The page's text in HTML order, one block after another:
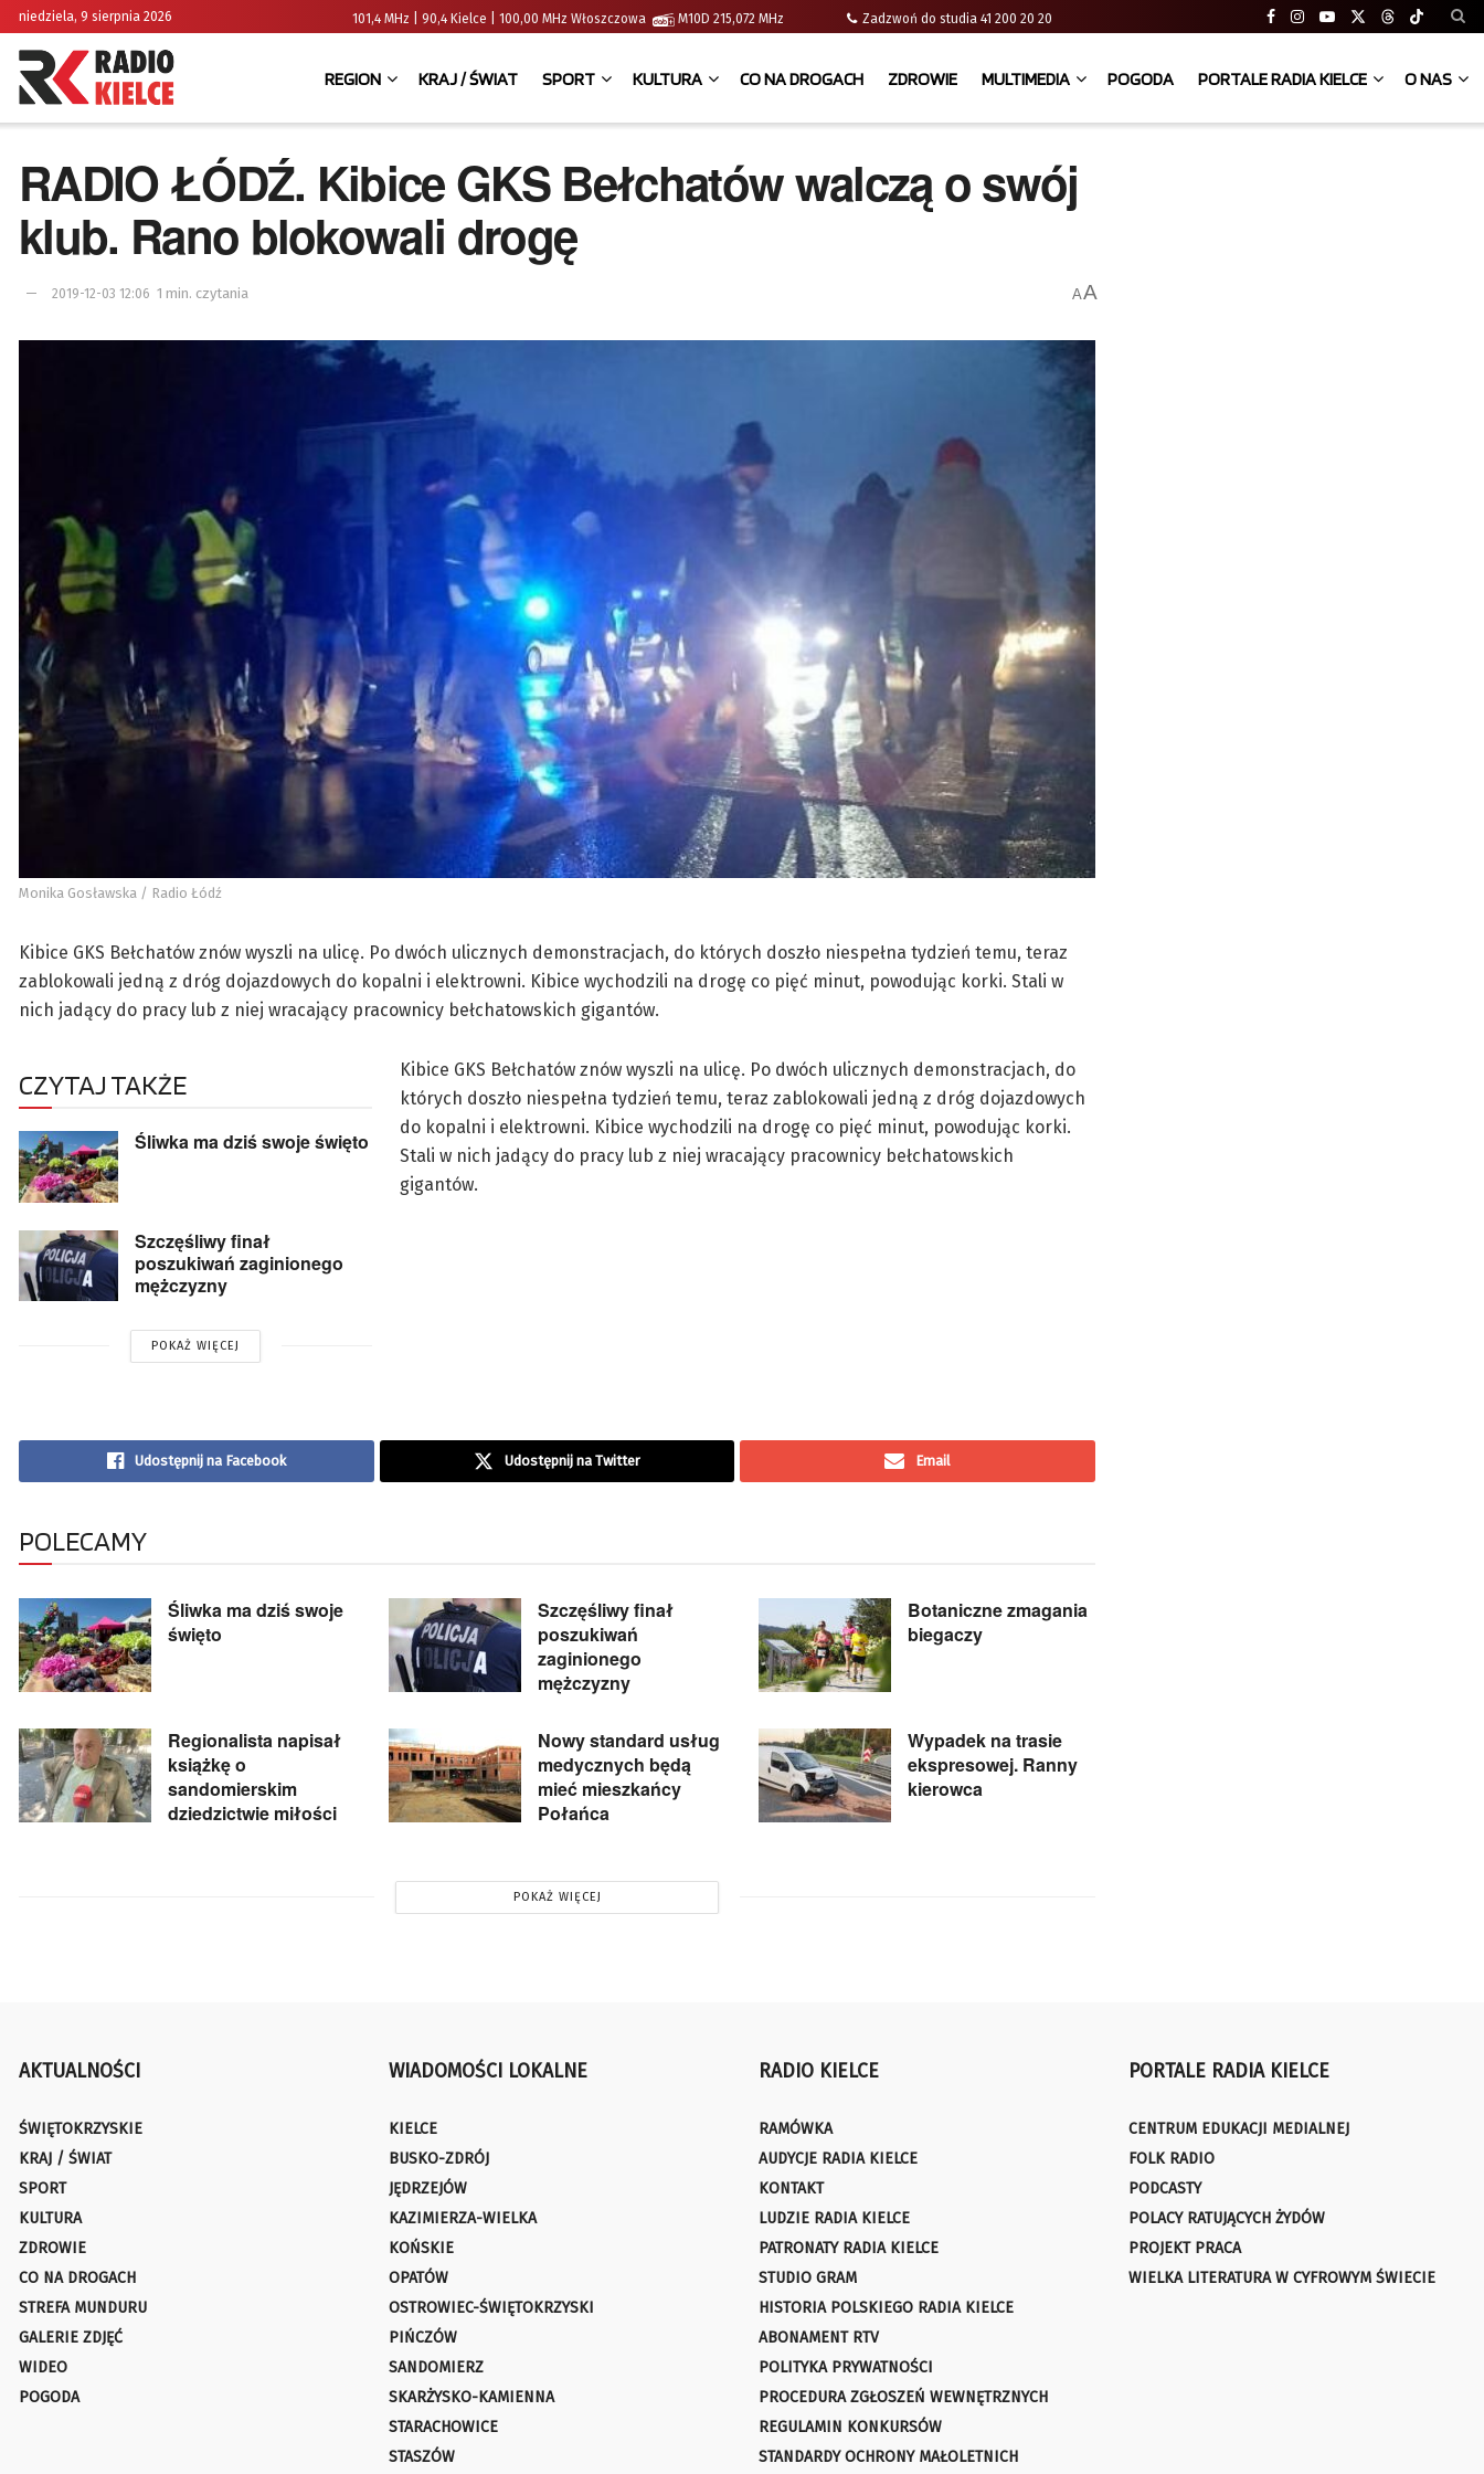
niedziela, 9 sierpnia 2026 101,4 MHz | 90,4 Kielce | 100,00 MHz Włoszczowa M10D 215,072 MHz Zadzwoń do studia 41 200 20 20
REGION KRAJ / ŚWIAT SPORT KULTURA CO NA DROGACH ZDROWIE MULTIMEDIA POGODA PORTALE RADIA KIELCE O NAS
RADIO ŁÓDŹ. Kibice GKS Bełchatów walczą o swój
klub. Rano blokowali drogę
2019-12-03 12:06 1 min. czytania AA
Monika Gosławska / Radio Łódź
Kibice GKS Bełchatów znów wyszli na ulicę. Po dwóch ulicznych demonstracjach, do których doszło niespełna tydzień temu, teraz
zablokowali jedną z dróg dojazdowych do kopalni i elektrowni. Kibice wychodzili na drogę co pięć minut, powodując korki. Stali w
nich jadący do pracy lub z niej wracający pracownicy bełchatowskich gigantów.
CZYTAJ TAKŻE
Śliwka ma dziś swoje święto
Szczęśliwy finał
poszukiwań zaginionego
mężczyzny
POKAŻ WIĘCEJ
Kibice GKS Bełchatów znów wyszli na ulicę. Po dwóch ulicznych demonstracjach, do
których doszło niespełna tydzień temu, teraz zablokowali jedną z dróg dojazdowych
do kopalni i elektrowni. Kibice wychodzili na drogę co pięć minut, powodując korki.
Stali w nich jadący do pracy lub z niej wracający pracownicy bełchatowskich
gigantów.
Udostępnij na Facebook Udostępnij na Twitter Email
POLECAMY
Śliwka ma dziś swoje
święto
Szczęśliwy finał
poszukiwań
zaginionego
mężczyzny
Botaniczne zmagania
biegaczy
Regionalista napisał
książkę o
sandomierskim
dziedzictwie miłości
Nowy standard usług
medycznych będą
mieć mieszkańcy
Połańca
Wypadek na trasie
ekspresowej. Ranny
kierowca
POKAŻ WIĘCEJ
AKTUALNOŚCI
ŚWIĘTOKRZYSKIE
KRAJ / ŚWIAT
SPORT
KULTURA
ZDROWIE
CO NA DROGACH
STREFA MUNDURU
GALERIE ZDJĘĆ
WIDEO
POGODA
WIADOMOŚCI LOKALNE
KIELCE
BUSKO-ZDRÓJ
JĘDRZEJÓW
KAZIMIERZA-WIELKA
KOŃSKIE
OPATÓW
OSTROWIEC-ŚWIĘTOKRZYSKI
PIŃCZÓW
SANDOMIERZ
SKARŻYSKO-KAMIENNA
STARACHOWICE
STASZÓW
RADIO KIELCE
RAMÓWKA
AUDYCJE RADIA KIELCE
KONTAKT
LUDZIE RADIA KIELCE
PATRONATY RADIA KIELCE
STUDIO GRAM
HISTORIA POLSKIEGO RADIA KIELCE
ABONAMENT RTV
POLITYKA PRYWATNOŚCI
PROCEDURA ZGŁOSZEŃ WEWNĘTRZNYCH
REGULAMIN KONKURSÓW
STANDARDY OCHRONY MAŁOLETNICH
PORTALE RADIA KIELCE
CENTRUM EDUKACJI MEDIALNEJ
FOLK RADIO
PODCASTY
POLACY RATUJĄCYCH ŻYDÓW
PROJEKT PRACA
WIELKA LITERATURA W CYFROWYM ŚWIECIE